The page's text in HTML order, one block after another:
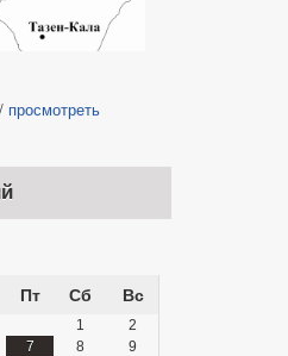
/ просмотреть
Пт Сб Вс
1
2
7 8
9